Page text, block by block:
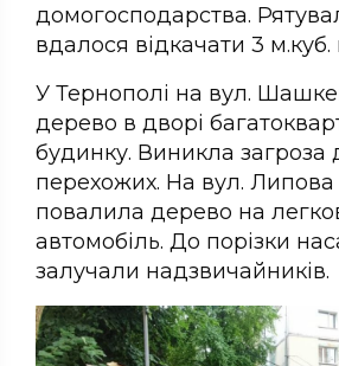
домогосподарства.
вдалося відкачати 3 м.куб.
У Тернополі на вул.
дерево в дворі
будинку. Виникла загроза
перехожих. На вул. Липова
повалила дерево на
автомобіль. До порізки
залучали надзвичайників.